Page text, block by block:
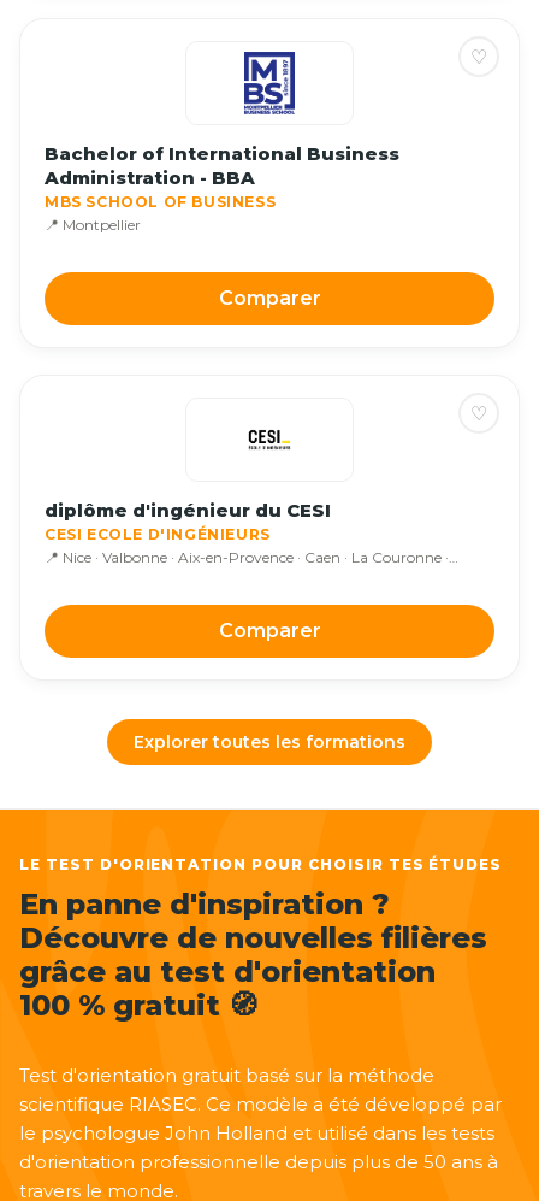
♡
Bachelor of International Business
Administration - BBA
MBS SCHOOL OF BUSINESS
📍 Montpellier
Comparer
♡
diplôme d'ingénieur du CESI
CESI ECOLE D'INGÉNIEURS
📍 Nice · Valbonne · Aix-en-Provence · Caen · La Couronne ·…
Comparer
Explorer toutes les formations
LE TEST D'ORIENTATION POUR CHOISIR TES ÉTUDES
En panne d'inspiration ?
Découvre de nouvelles filières
grâce au test d'orientation
100 % gratuit 🧭
Test d'orientation gratuit basé sur la méthode
scientifique RIASEC. Ce modèle a été développé par
le psychologue John Holland et utilisé dans les tests
d'orientation professionnelle depuis plus de 50 ans à
travers le monde.